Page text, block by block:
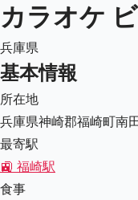
カラオケ
兵庫県
基本情報
所在地
兵庫県神崎郡福崎町南
最寄駅
🚉 福崎駅
食事